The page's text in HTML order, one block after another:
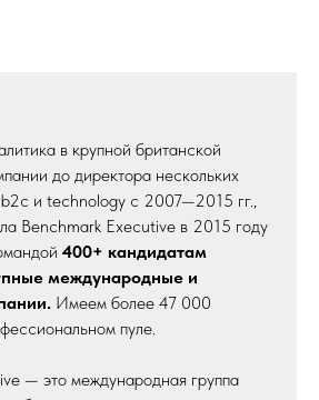
в крупной британской
до директора нескольких
b2c и technology с 2007—2015 гг.,
Benchmark Executive в 2015 году
400+ кандидатам
международные и
Имеем более 47 000
пуле.
— это международная группа